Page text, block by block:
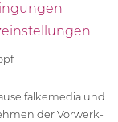
falkemedia und
der Vorwerk-